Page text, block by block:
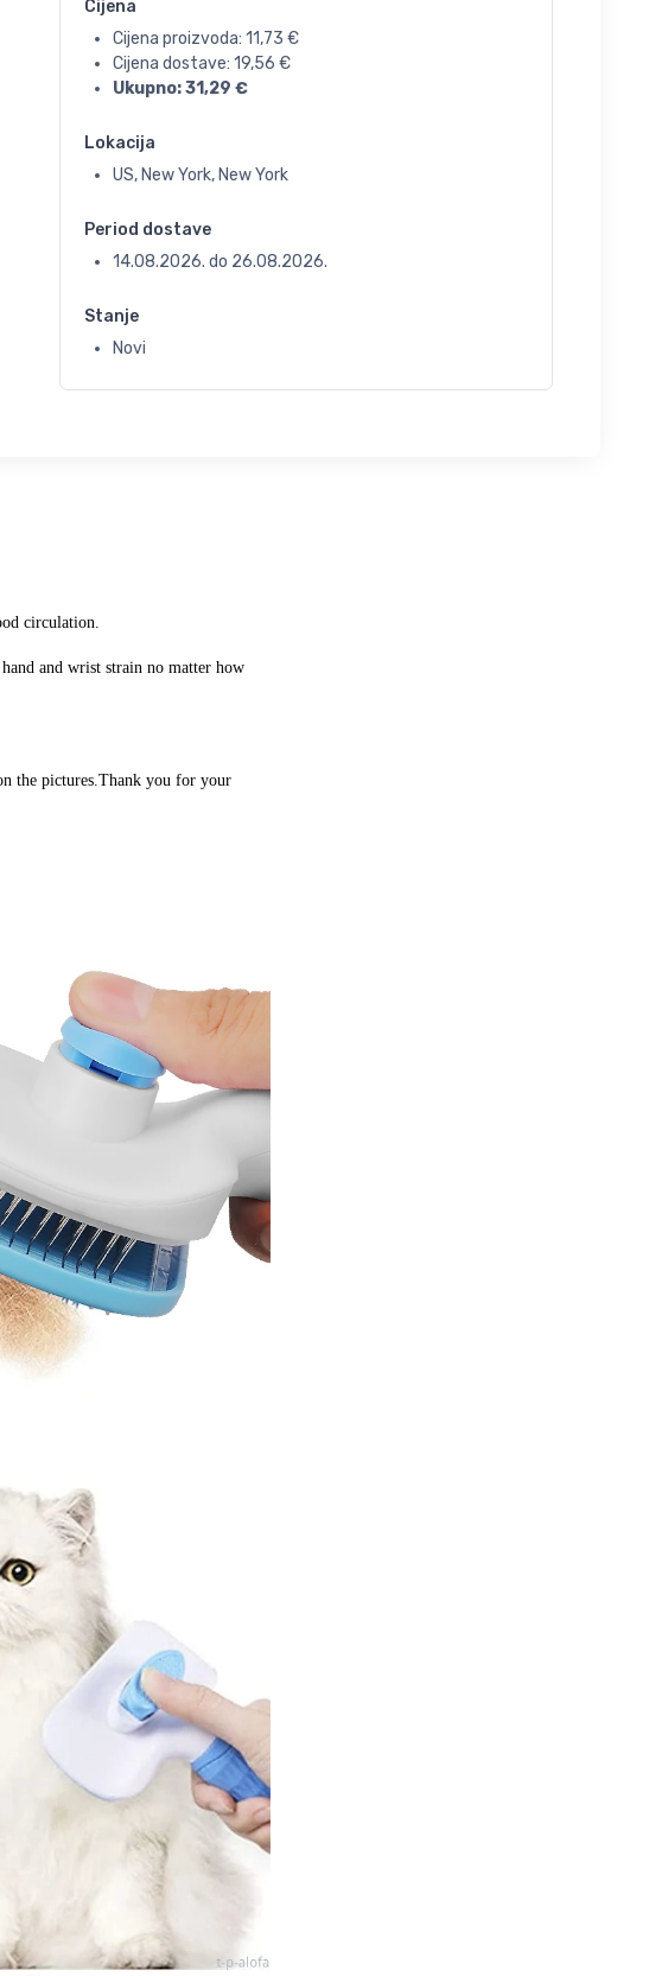
Cijena
Cijena proizvoda: 11,73 €
Cijena dostave: 19,56 €
Ukupno:31,29 €
Lokacija
US, New York, New York
Period dostave
14.08.2026. do 26.08.2026.
Stanje
Novi